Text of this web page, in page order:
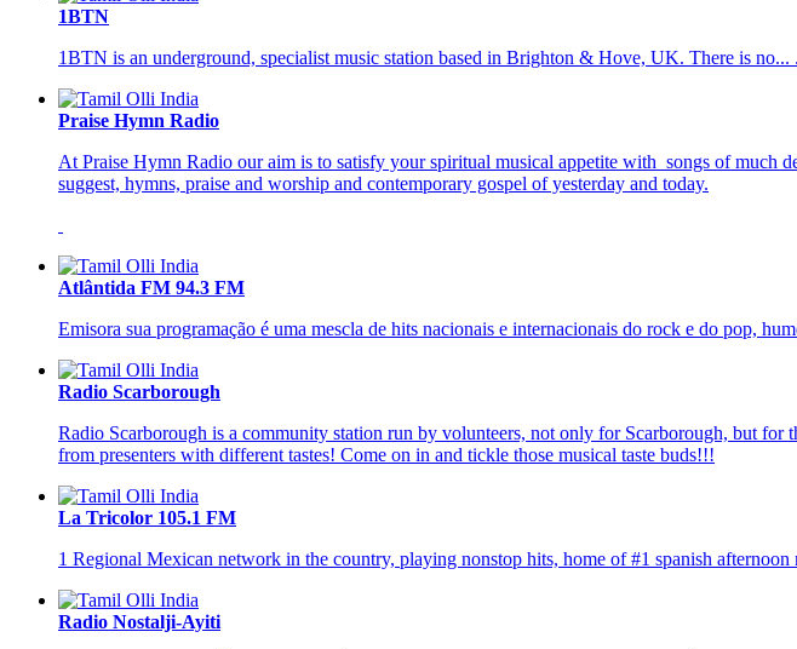
1BTN
1BTN is an underground, specialist music station based in Brighton & Hove, UK. There is
Praise Hymn Radio
At Praise Hymn Radio our aim is to satisfy your spiritual musical appetite with songs of much
suggest, hymns, praise and worship and contemporary gospel of yesterday and today.
Atlântida FM 94.3 FM
Emisora sua programação é uma mescla de hits nacionais e internacionais do rock e do pop,
Radio Scarborough
Radio Scarborough is a community station run by volunteers, not only for Scarborough, but
from presenters with different tastes! Come on in and tickle those musical taste buds!!!
La Tricolor 105.1 FM
1 Regional Mexican network in the country, playing nonstop hits, home of #1 spanish
Radio Nostalji-Ayiti